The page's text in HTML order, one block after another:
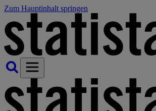
Zum Hauptinhalt springen